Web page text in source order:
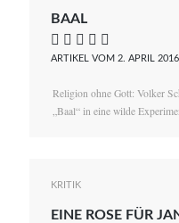
BAAL
    
ARTIKEL VOM 2. APRIL 2016
Religion ohne Gott: Volker
„Baal“ in eine wilde
KRITIK
EINE ROSE FÜR